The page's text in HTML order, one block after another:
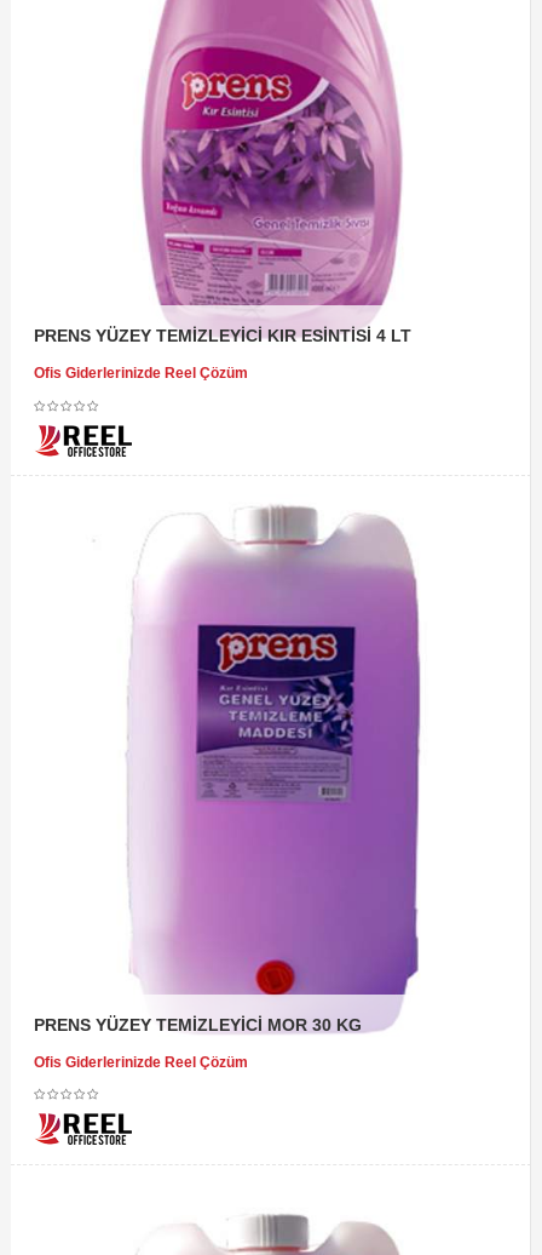
PRENS YÜZEY TEMİZLEYİCİ KIR ESİNTİSİ 4 LT
Ofis Giderlerinizde Reel Çözüm
PRENS YÜZEY TEMİZLEYİCİ MOR 30 KG
Ofis Giderlerinizde Reel Çözüm